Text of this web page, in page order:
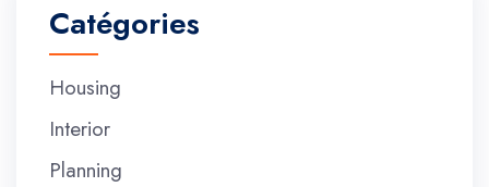
Catégories
Housing
Interior
Planning